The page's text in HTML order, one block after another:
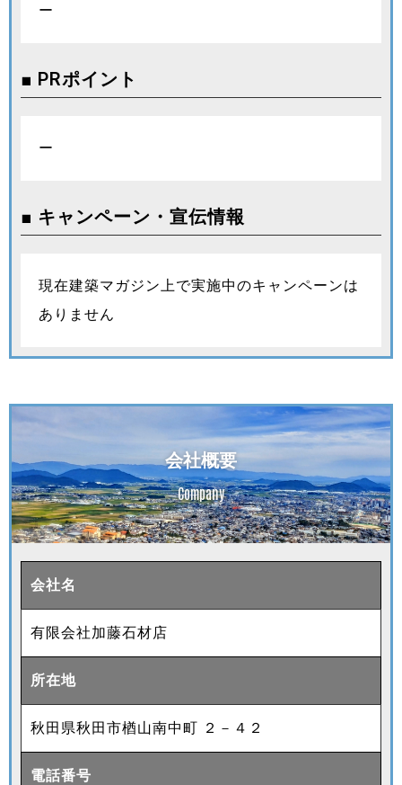
ー
■ PRポイント
ー
■ キャンペーン・宣伝情報
現在建築マガジン上で実施中のキャンペーンは
ありません
会社概要
Company
会社名
有限会社加藤石材店
所在地
秋田県秋田市楢山南中町 ２－４２
電話番号